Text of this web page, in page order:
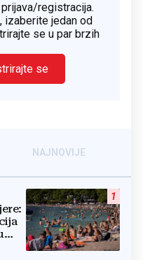
registracija.
izaberite jedan od
se u par brzih
se
NAJNOVIJE
1